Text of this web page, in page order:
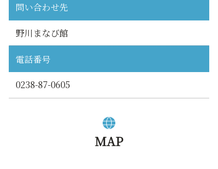
問い合わせ先
野川まなび館
電話番号
0238-87-0605
MAP